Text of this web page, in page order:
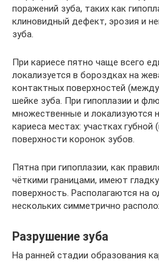
поражений зуба, таких как
клиновидный дефект, эрозия и
зуба.
При кариесе пятно чаще всего
локализуется в бороздках на
контактных поверхностей
шейке зуба. При гипоплазии и
множественные и локализуются
кариеса местах: участках
поверхности коронок зубов.
Пятна при гипоплазии, как
чёткими границами, имеют
поверхность. Располагаются на
нескольких симметрично
Разрушение зуба
На ранней стадии образования